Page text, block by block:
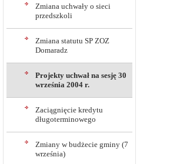
Zmiana uchwały o sieci
przedszkoli
Zmiana statutu SP ZOZ
Domaradz
Projekty uchwał na sesję 30
września 2004 r.
Zaciągnięcie kredytu
długoterminowego
Zmiany w budżecie gminy (7
września)